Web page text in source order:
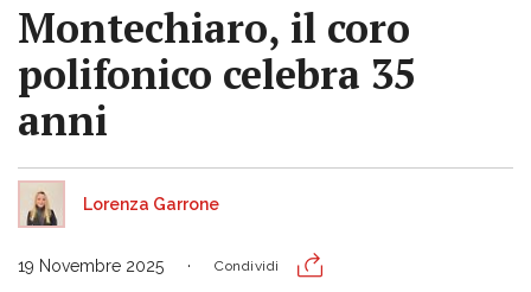
Montechiaro, il coro
polifonico celebra 35
anni
Lorenza Garrone
19 Novembre 2025 Condividi